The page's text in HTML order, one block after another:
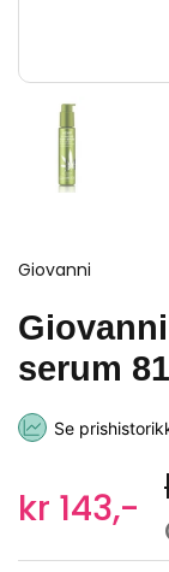
Giovanni
serum
Se
kr 143,-